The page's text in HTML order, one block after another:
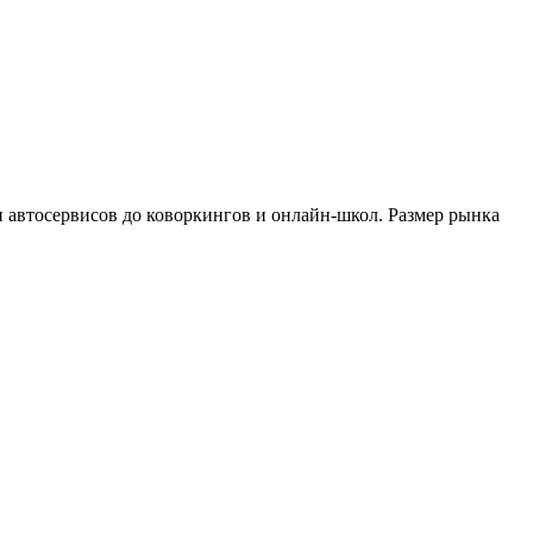
до коворкингов и онлайн-школ. Размер рынка